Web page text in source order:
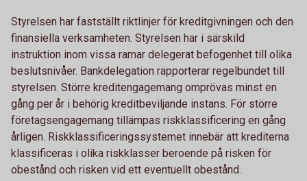
Styrelsen har fastställt riktlinjer för kreditgivningen och den
finansiella verksamheten. Styrelsen har i särskild
instruktion inom vissa ramar delegerat befogenhet till olika
beslutsnivåer. Bankdelegation rapporterar regelbundet till
styrelsen. Större kreditengagemang omprövas minst en
gång per år i behörig kreditbeviljande instans. För större
företagsengagemang tillämpas riskklassificering en gång
årligen. Riskklassificeringssystemet innebär att krediterna
klassificeras i olika riskklasser beroende på risken för
obestånd och risken vid ett eventuellt obestånd.